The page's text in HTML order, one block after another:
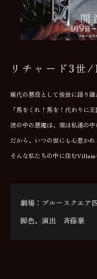
リチャード3
稀代の悪役として後世に語り
「馬をくれ！馬を！代わりに
彼の中の悪魔は、実は私達の
だから、いつの世にも心惹かれ
そんな私たちの中に住む
劇場：ブルースクエア
脚色、演出 斉藤豪